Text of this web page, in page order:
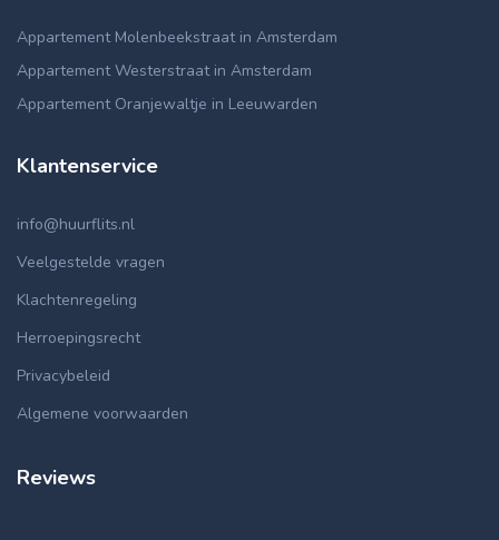
Appartement Molenbeekstraat in Amsterdam
Appartement Westerstraat in Amsterdam
Appartement Oranjewaltje in Leeuwarden
Klantenservice
info@huurflits.nl
Veelgestelde vragen
Klachtenregeling
Herroepingsrecht
Privacybeleid
Algemene voorwaarden
Reviews